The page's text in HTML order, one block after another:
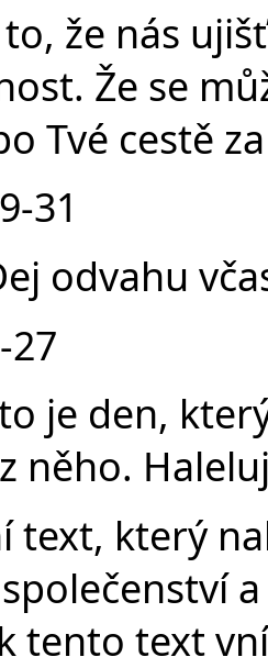
že nás
Že se
Tvé cestě
31
odvahu
27
je den,
něho.
text, který
tento text